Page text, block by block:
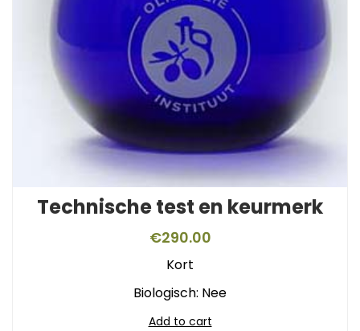
Technische test en keurmerk
€290.00
Kort
Biologisch: Nee
Add to cart